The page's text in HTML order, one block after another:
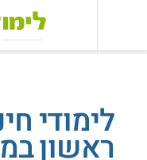
לימודי
ראשון